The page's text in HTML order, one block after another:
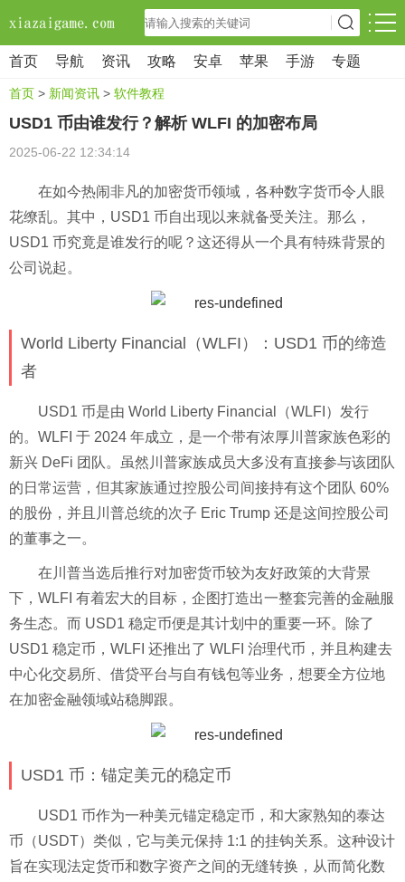
首页 导航 资讯 攻略 安卓 苹果 手游 专题
首页 > 新闻资讯 > 软件教程
USD1 币由谁发行？解析 WLFI 的加密布局
2025-06-22 12:34:14
在如今热闹非凡的加密货币领域，各种数字货币令人眼
花缭乱。其中，USD1 币自出现以来就备受关注。那么，
USD1 币究竟是谁发行的呢？这还得从一个具有特殊背景的
公司说起。
World Liberty Financial（WLFI）：USD1 币的缔造
者
USD1 币是由 World Liberty Financial（WLFI）发行
的。WLFI 于 2024 年成立，是一个带有浓厚川普家族色彩的
新兴 DeFi 团队。虽然川普家族成员大多没有直接参与该团队
的日常运营，但其家族通过控股公司间接持有这个团队 60%
的股份，并且川普总统的次子 Eric Trump 还是这间控股公司
的董事之一。
在川普当选后推行对加密货币较为友好政策的大背景
下，WLFI 有着宏大的目标，企图打造出一整套完善的金融服
务生态。而 USD1 稳定币便是其计划中的重要一环。除了
USD1 稳定币，WLFI 还推出了 WLFI 治理代币，并且构建去
中心化交易所、借贷平台与自有钱包等业务，想要全方位地
在加密金融领域站稳脚跟。
USD1 币：锚定美元的稳定币
USD1 币作为一种美元锚定稳定币，和大家熟知的泰达
币（USDT）类似，它与美元保持 1:1 的挂钩关系。这种设计
旨在实现法定货币和数字资产之间的无缝转换，从而简化数